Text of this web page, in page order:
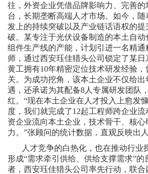
往，外资企业凭借品牌影响力、完善
台，长期垄断高端人才市场。如今，
发上的持续突破以及产业链话语权的
破。某专注于光伏设备制造的本土自
组件生产线的产能，计划引进一名精
师，通过西安珏佳猎头公司锁定了某
黄工拥有10年精密定位技术研发经验
关。为成功挖角，该本土企业不仅给
遇，还承诺为其配备8人专属研发团队
红。“现在本土企业在人才投入上愈发
度，我们就完成了12起工程师跨企业
资企业流向本土企业，技术骨干、核
力。”张顾问的统计数据，直观反映出
人才竞争的白热化，也在推动行业
形成“需求牵引供给、供给支撑需求”
者，西安珏佳猎头公司率先行动，联